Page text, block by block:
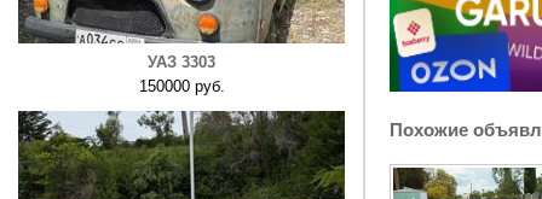
УАЗ 3303
150000 руб.
Похожие